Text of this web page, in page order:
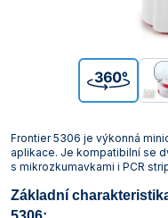
Frontier 5306 je výkonná
aplikace. Je kompatibilní se
s mikrozkumavkami i PCR
Základní